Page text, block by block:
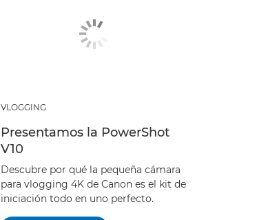
VLOGGING
Presentamos la PowerShot
V10
Descubre por qué la pequeña cámara
para vlogging 4K de Canon es el kit de
iniciación todo en uno perfecto.